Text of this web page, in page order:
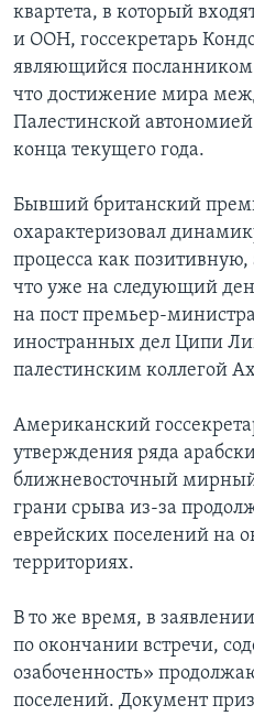
квартета, в который
и ООН, госсекретарь
являющийся посланником
что достижение мира
Палестинской
конца текущего года.
Бывший британский
охарактеризовал
процесса как позитивную,
что уже на следующий
на пост премьер-
иностранных дел Ципи
палестинским коллегой
Американский
утверждения ряда
ближневосточный мирный
грани срыва из-за
еврейских поселений на
территориях.
В то же время, в
по окончании встречи,
озабоченность»
поселений. Документ